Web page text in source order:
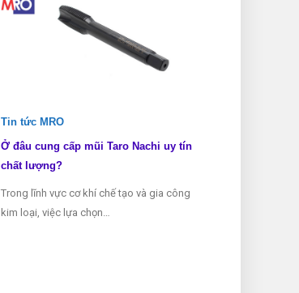
Tin tức MRO
Ở đâu cung cấp mũi Taro Nachi uy tín
chất lượng?
Trong lĩnh vực cơ khí chế tạo và gia công
kim loại, việc lựa chọn…